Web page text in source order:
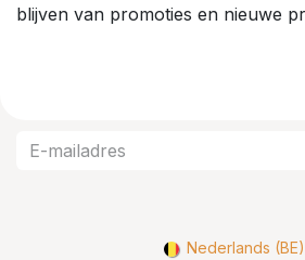
blijven van promoties en nieuwe
Nederlands (BE)